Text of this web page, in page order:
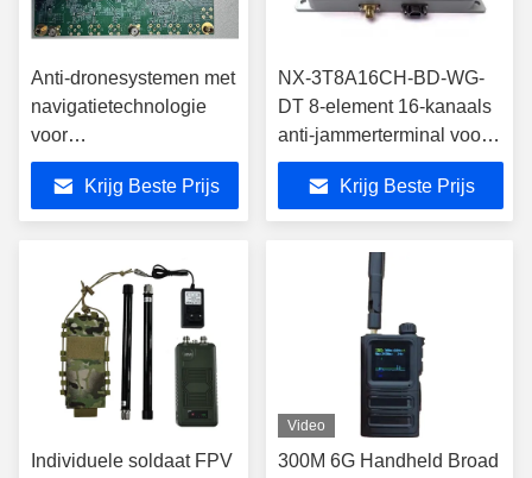
Anti-dronesystemen met
navigatietechnologie
voor
satellietsignaalsimulatie
voor compacte
draagbare en prestaties
Krijg Beste Prijs
NX-3T8A16CH-BD-WG-
DT 8-element 16-kanaals
anti-jammerterminal voor
satellietnavigatie
Krijg Beste Prijs
Individuele soldaat FPV
Video
300M 6G Handheld Broad